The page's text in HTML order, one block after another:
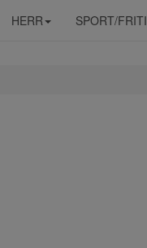
HERR SPORT/